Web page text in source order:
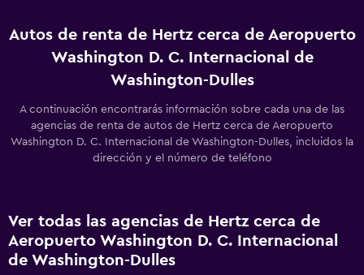
Autos de renta de Hertz cerca de Aeropuerto
Washington D. C. Internacional de
Washington-Dulles
A continuación encontrarás información sobre cada una de las
agencias de renta de autos de Hertz cerca de Aeropuerto
Washington D. C. Internacional de Washington-Dulles, incluidos la
dirección y el número de teléfono
Ver todas las agencias de Hertz cerca de
Aeropuerto Washington D. C. Internacional
de Washington-Dulles